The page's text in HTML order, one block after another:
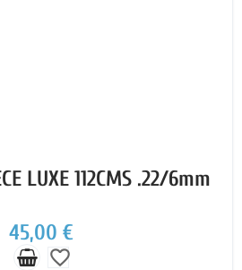
LUXE 112CMS .22/6mm
45,00 €
favorite_border